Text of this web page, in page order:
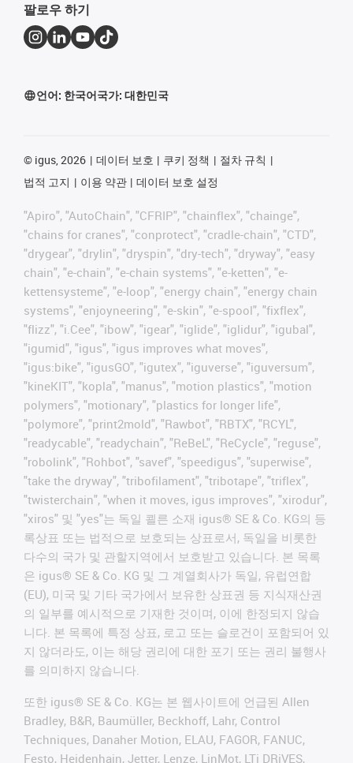
팔로우 하기
언어: 한국어국가: 대한민국
© igus, 2026 데이터 보호 쿠키 정책
절차 규칙
법적 고지
이용 약관 데이터 보호 설정
"Apiro", "AutoChain", "CFRIP", "chainflex", "chainge",
"chains for cranes", "conprotect", "cradle-chain", "CTD",
"drygear", "drylin", "dryspin", "dry-tech", "dryway", "easy
chain", "e-chain", "e-chain systems", "e-ketten", "e-
kettensysteme", "e-loop", "energy chain", "energy chain
systems", "enjoyneering", "e-skin", "e-spool", "fixflex",
"flizz", "i.Cee", "ibow", "igear", "iglide", "iglidur", "igubal",
"igumid", "igus", "igus improves what moves",
"igus:bike", "igusGO", "igutex", "iguverse", "iguversum",
"kineKIT", "kopla", "manus", "motion plastics", "motion
polymers", "motionary", "plastics for longer life",
"polymore", "print2mold", "Rawbot", "RBTX", "RCYL",
"readycable", "readychain", "ReBeL", "ReCycle", "reguse",
"robolink", "Rohbot", "savef", "speedigus", "superwise",
"take the dryway", "tribofilament", "tribotape", "triflex",
"twisterchain", "when it moves, igus improves", "xirodur",
"xiros" 및 "yes"는 독일 쾰른 소재 igus® SE & Co. KG의 등
록상표 또는 법적으로 보호되는 상표로서, 독일을 비롯한
다수의 국가 및 관할지역에서 보호받고 있습니다. 본 목록
은 igus® SE & Co. KG 및 그 계열회사가 독일, 유럽연합
(EU), 미국 및 기타 국가에서 보유한 상표권 등 지식재산권
의 일부를 예시적으로 기재한 것이며, 이에 한정되지 않습
니다. 본 목록에 특정 상표, 로고 또는 슬로건이 포함되어 있
지 않더라도, 이는 해당 권리에 대한 포기 또는 권리 불행사
를 의미하지 않습니다.
또한 igus® SE & Co. KG는 본 웹사이트에 언급된 Allen
Bradley, B&R, Baumüller, Beckhoff, Lahr, Control
Techniques, Danaher Motion, ELAU, FAGOR, FANUC,
Festo, Heidenhain, Jetter, Lenze, LinMot, LTi DRiVES,